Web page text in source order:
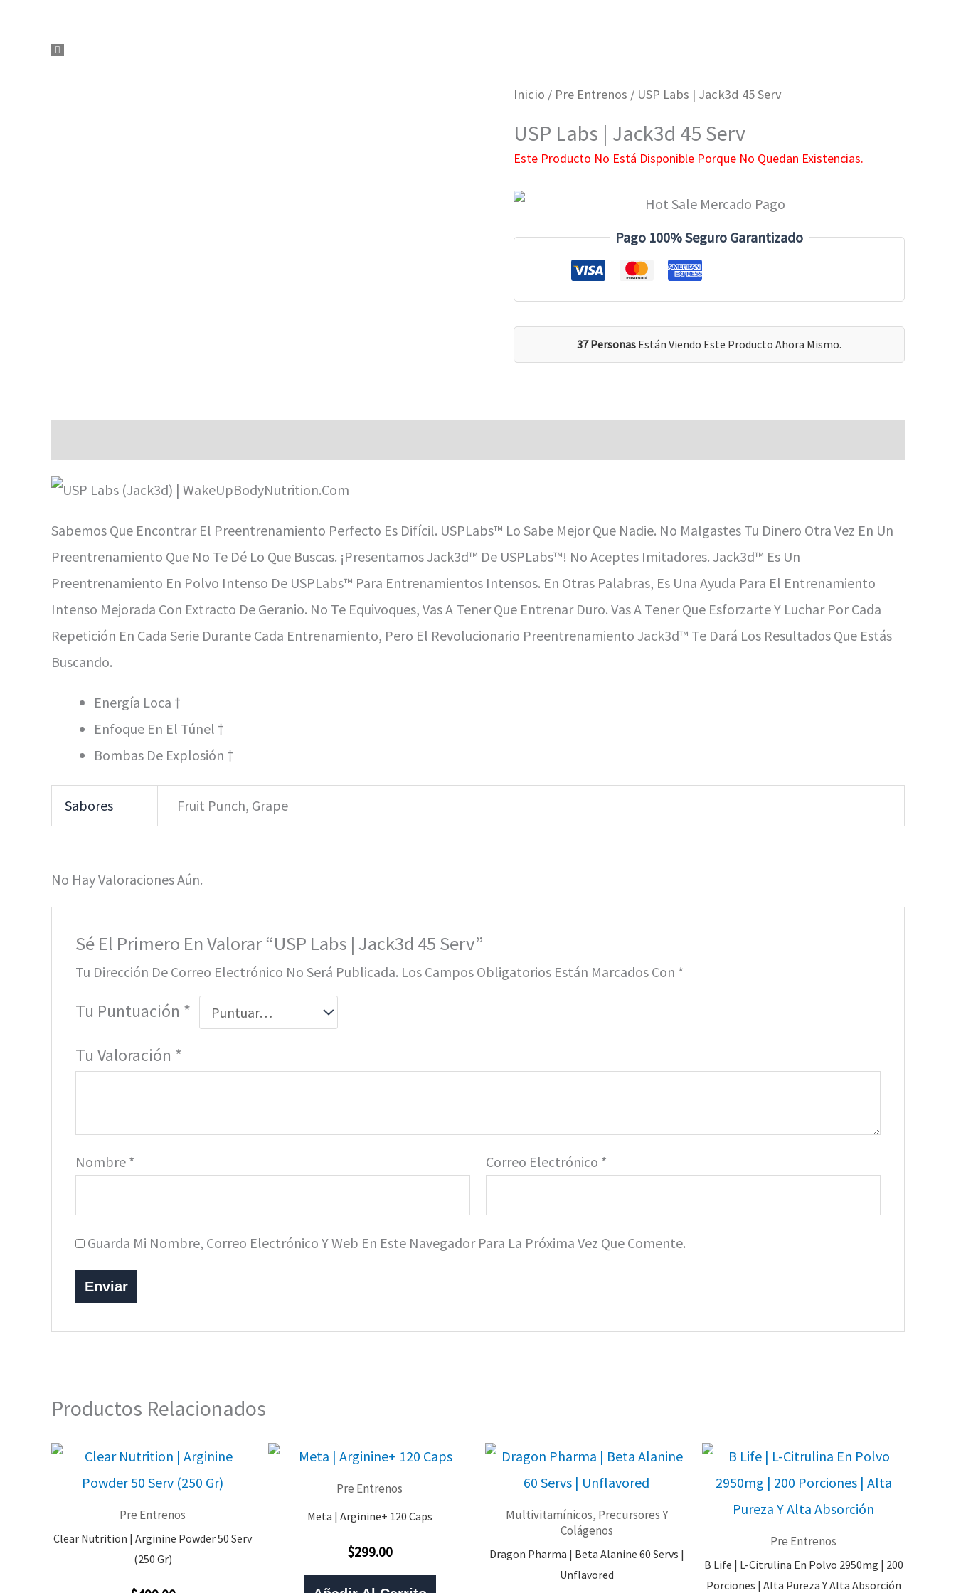
Inicio / Pre Entrenos / USP Labs | Jack3d 45 Serv
USP Labs | Jack3d 45 Serv
Este Producto No Está Disponible Porque No Quedan Existencias.
Pago 100% Seguro Garantizado
37 Personas Están Viendo Este Producto Ahora Mismo.
Sabemos Que Encontrar El Preentrenamiento Perfecto Es Difícil. USPLabs™ Lo Sabe Mejor Que Nadie. No Malgastes Tu Dinero Otra Vez En Un
Preentrenamiento Que No Te Dé Lo Que Buscas. ¡Presentamos Jack3d™ De USPLabs™! No Aceptes Imitadores. Jack3d™ Es Un
Preentrenamiento En Polvo Intenso De USPLabs™ Para Entrenamientos Intensos. En Otras Palabras, Es Una Ayuda Para El Entrenamiento
Intenso Mejorada Con Extracto De Geranio. No Te Equivoques, Vas A Tener Que Entrenar Duro. Vas A Tener Que Esforzarte Y Luchar Por Cada
Repetición En Cada Serie Durante Cada Entrenamiento, Pero El Revolucionario Preentrenamiento Jack3d™ Te Dará Los Resultados Que Estás
Buscando.
Energía Loca †
Enfoque En El Túnel †
Bombas De Explosión †
Sabores Fruit Punch, Grape
No Hay Valoraciones Aún.
Sé El Primero En Valorar “USP Labs | Jack3d 45 Serv”
Tu Dirección De Correo Electrónico No Será Publicada. Los Campos Obligatorios Están Marcados Con *
Tu Puntuación *
Tu Valoración *
Nombre * Correo Electrónico *
Guarda Mi Nombre, Correo Electrónico Y Web En Este Navegador Para La Próxima Vez Que Comente.
Productos Relacionados
Pre Entrenos
Clear Nutrition | Arginine Powder 50 Serv
(250 Gr)
Pre Entrenos
Meta | Arginine+ 120 Caps
Valorado
0
$299.00
Multivitamínicos, Precursores Y
Colágenos
Dragon Pharma | Beta Alanine 60 Servs |
Unflavored
Pre Entrenos
B Life | L-Citrulina En Polvo 2950mg | 200
Porciones | Alta Pureza Y Alta Absorción